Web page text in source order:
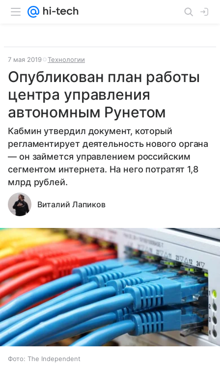
7 мая 2019 Технологии
Опубликован план работы
центра управления
автономным Рунетом
Кабмин утвердил документ, который
регламентирует деятельность нового органа
— он займется управлением российским
сегментом интернета. На него потратят 1,8
млрд рублей.
Виталий Лапиков
Фото: The Independent